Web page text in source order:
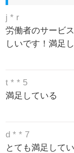
j * r
労働者のサービ
しいです！満足
t * * 5
満足している
d * * 7
とても満足して